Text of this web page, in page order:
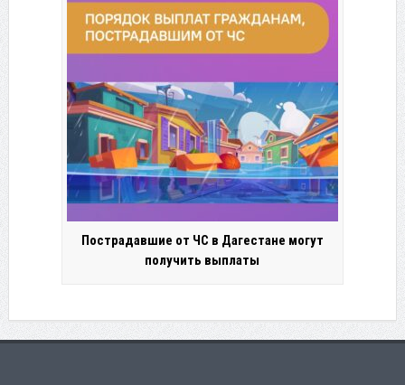
Пострадавшие от ЧС в Дагестане могут
получить выплаты